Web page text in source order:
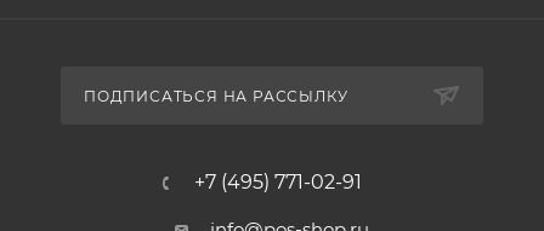
ПОДПИСАТЬСЯ НА РАССЫЛКУ
+7 (495) 771-02-91